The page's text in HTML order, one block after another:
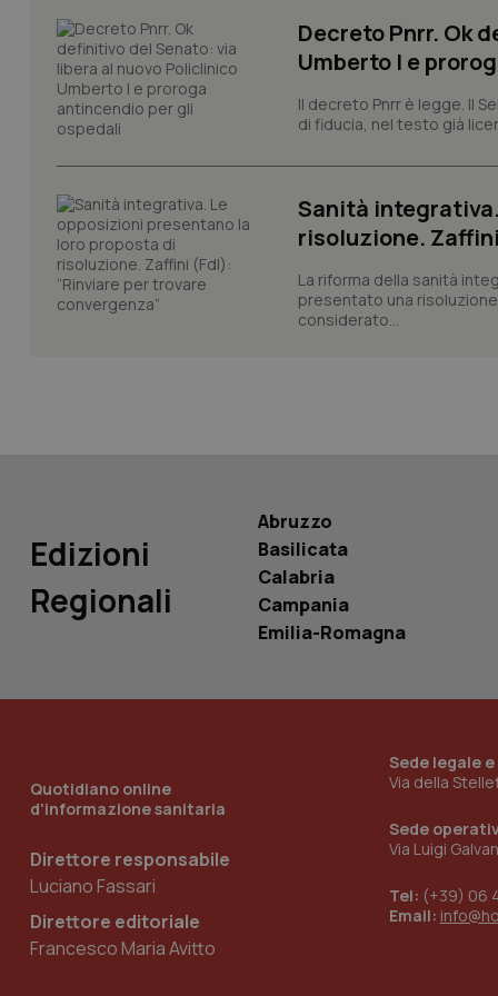
Decreto Pnrr. Ok
Umberto I e
Il decreto Pnrr è legge. Il
di fiducia, nel testo già
Sanità
risoluzione.
La riforma della sanità
presentato una
considerato...
Edizioni
Regionali
Abruzzo
Basilicata
Calabria
Campania
Emilia-Romagna
Quotidiano online
d'informazione sanitaria
Direttore responsabile
Luciano Fassari
Direttore editoriale
Francesco Maria Avitto
Sede legale
Via della
Sede
Via Luigi
Tel: (+39) 06
Email:
CookieScriptConsent
tracking-enable
tracking-sites-
_ga
_ga_0VMQEQKQ1N
__Secure-YNID